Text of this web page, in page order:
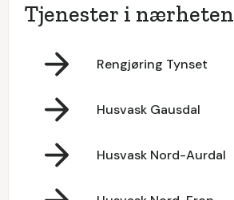
Tjenester i nærheten
Rengjøring Tynset
Husvask Gausdal
Husvask Nord-Aurdal